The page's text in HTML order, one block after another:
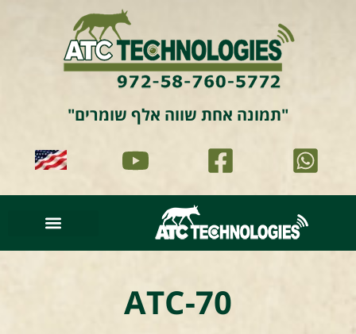
"תמונה אחת שווה אלף שומרים"
ATC-70